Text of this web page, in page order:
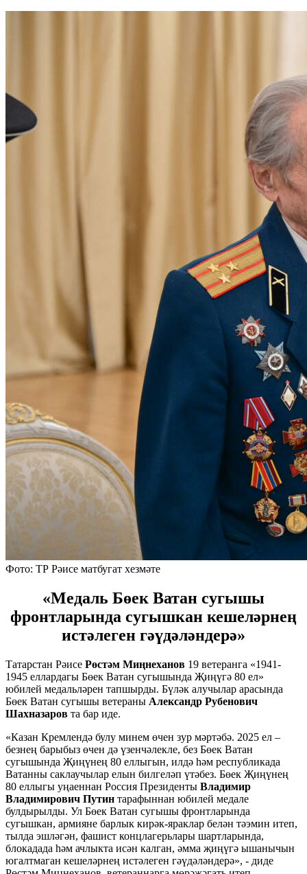
Фото: ТР Рәисе матбугат хезмәте
«Медаль Бөек Ватан сугышы
фронтларында сугышкан кешеләрнең
истәлеген гәүдәләндерә»
Татарстан Рәисе Рөстәм Миңнеханов 19 ветеранга «1941-
1945 еллардагы Бөек Ватан сугышында Җиңүгә 80 ел»
юбилей медальләрен тапшырды. Бүләк алучылар арасында
Бөек Ватан сугышы ветераны Александр Рубенович
Шахназаров та бар иде.
«Казан Кремлендә булу минем өчен зур мәртәбә. 2025 ел –
безнең барыбыз өчен дә үзенчәлекле, без Бөек Ватан
сугышында Җиңүнең 80 еллыгын, илдә һәм республикада
Ватанны саклаучылар елын билгеләп үтәбез. Бөек Җиңүнең
80 еллыгы уңаеннан Россия Президенты Владимир
Владимирович Путин тарафыннан юбилей медале
булдырылды. Ул Бөек Ватан сугышы фронтларында
сугышкан, армияне барлык кирәк-яраклар белән тәэмин итеп,
тылда эшләгән, фашист концлагерьлары шартларында,
блокадада һәм ачлыкта исән калган, әмма җиңүгә ышанычын
югалтмаган кешеләрнең истәлеген гәүдәләндерә», - диде